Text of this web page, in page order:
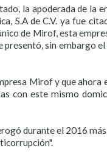
la apoderada de la
S.A de C.V. ya fue
de Mirof, esta
sin embargo
Mirof y que
con este mismo
durante el 2016